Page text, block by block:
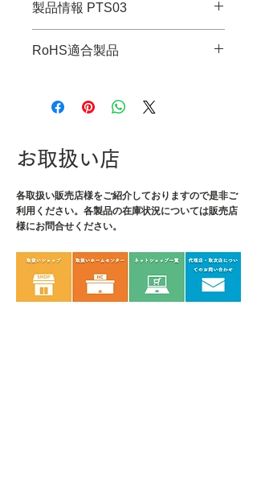
製品情報 PTS03
・形状：曲
・重量：13g
RoHS適合製品
お取扱い店
各取扱い販売店様をご紹介しておりますので是非ご
利用ください。各製品の在庫状況については販売店
様にお問合せください。